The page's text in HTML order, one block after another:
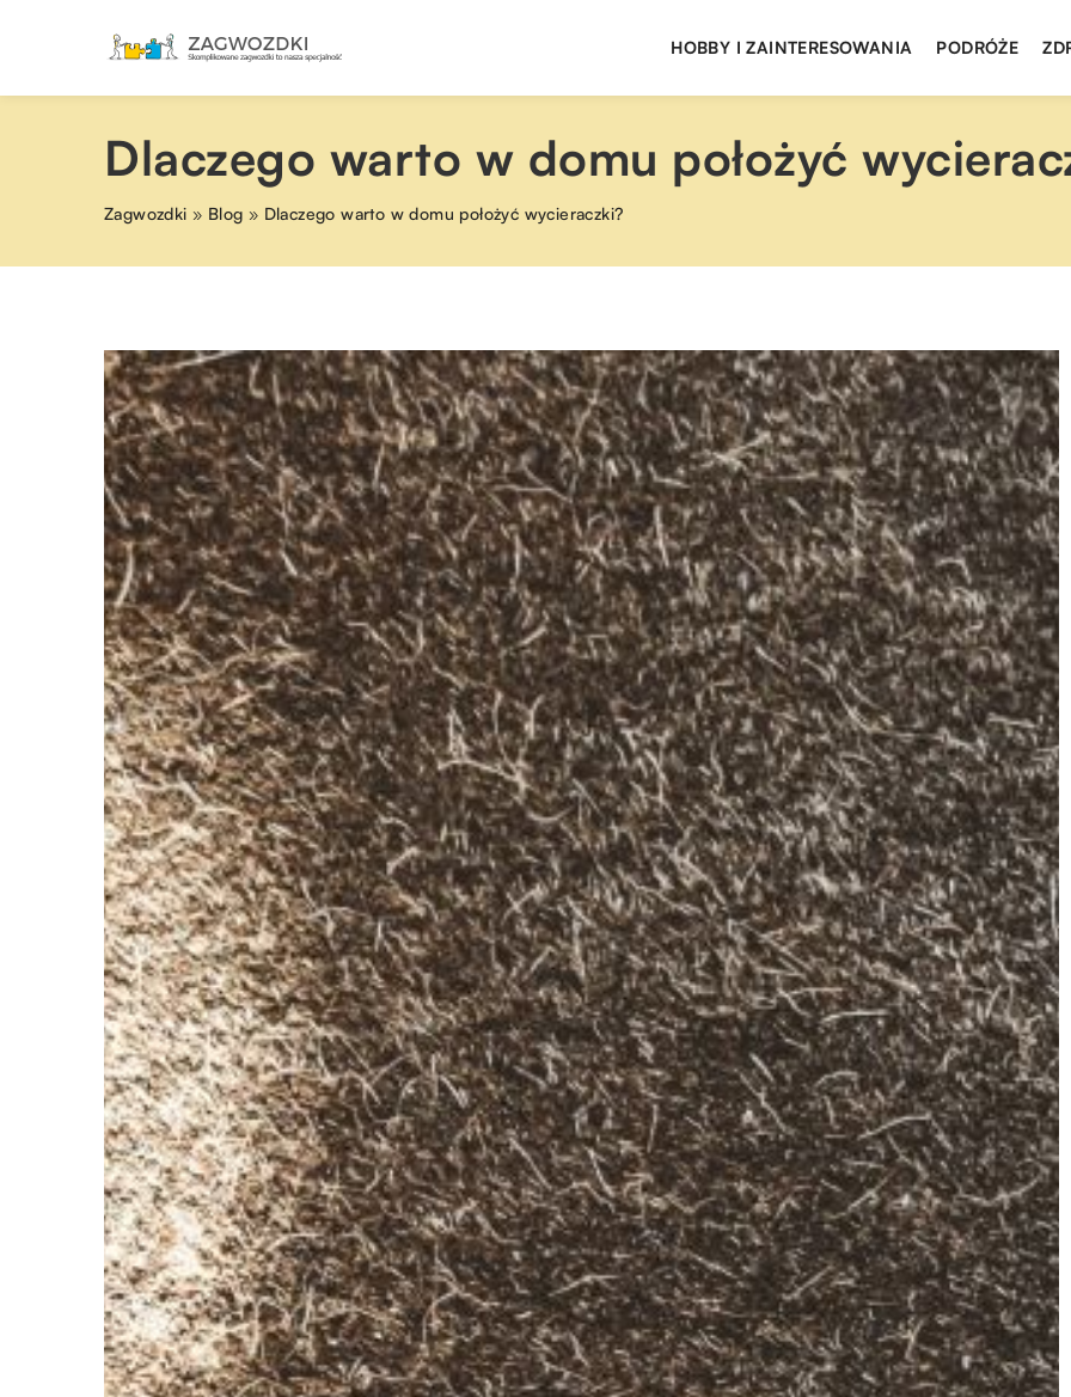
HOBBY I ZAINTERESOWANIA PODRÓŻE
Dlaczego warto w domu położyć
Zagwozdki » Blog » Dlaczego warto w domu położyć wycieraczki?